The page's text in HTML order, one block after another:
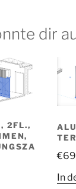
dir
2FL.,
€
In